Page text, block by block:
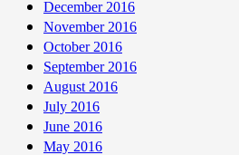
December 2016
November 2016
October 2016
September 2016
August 2016
July 2016
June 2016
May 2016